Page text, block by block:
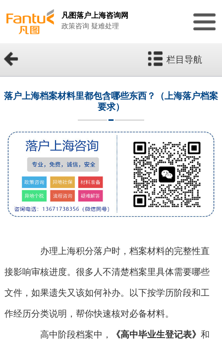
凡图落户上海咨询网
政策咨询 疑难处理
栏目导航
落户上海档案材料里都包含哪些东西？（上海落户档案
要求）
办理上海积分落户时，档案材料的完整性直
接影响审核进度。很多人不清楚档案里具体需要哪些
文件，如果遗失又该如何补办。以下按学历阶段和工
作经历分类说明，帮你快速核对必备材料。
高中阶段档案中， 《高中毕业生登记表》和